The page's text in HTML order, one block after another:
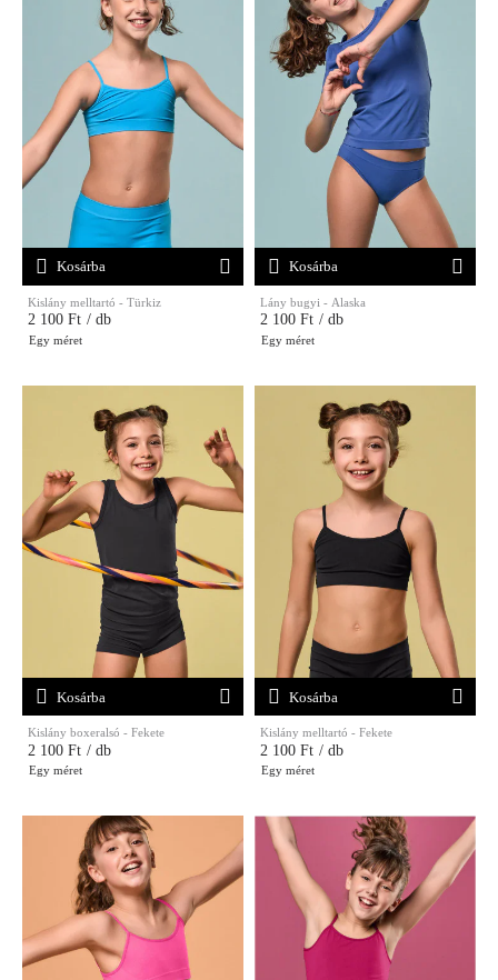
Kislány melltartó - Türkiz
Egy méret
2 100 Ft / db
Kosárba
Lány bugyi - Alaska
Egy méret
2 100 Ft / db
Kosárba
Kislány boxeralsó - Fekete
Egy méret
2 100 Ft / db
Kosárba
Kislány melltartó - Fekete
Egy méret
2 100 Ft / db
Kosárba